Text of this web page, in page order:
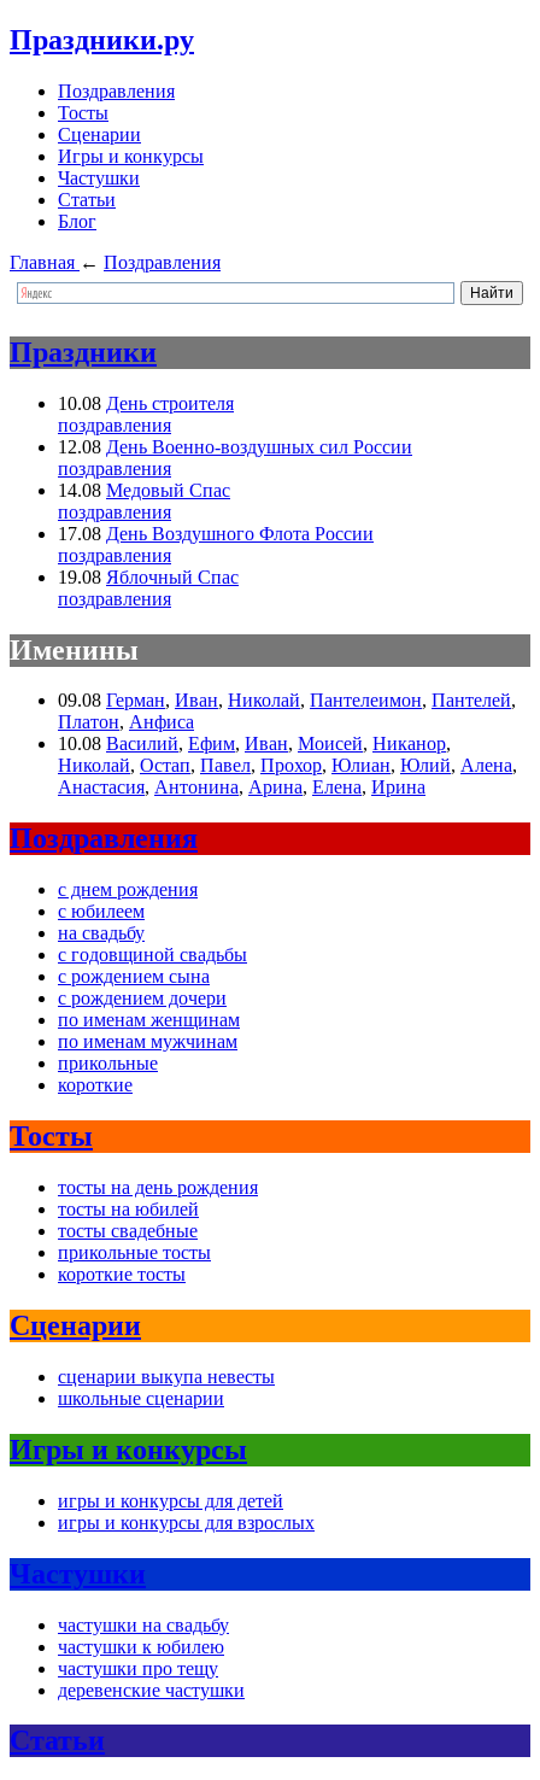
Праздники.ру
Поздравления
Тосты
Сценарии
Игры и конкурсы
Частушки
Статьи
Блог
Главная ← Поздравления
Праздники
10.08 День строителя
поздравления
12.08 День Военно-воздушных сил России
поздравления
14.08 Медовый Спас
поздравления
17.08 День Воздушного Флота России
поздравления
19.08 Яблочный Спас
поздравления
Именины
09.08 Герман, Иван, Николай, Пантелеимон, Пантелей,
Платон, Анфиса
10.08 Василий, Ефим, Иван, Моисей, Никанор,
Николай, Остап, Павел, Прохор, Юлиан, Юлий, Алена,
Анастасия, Антонина, Арина, Елена, Ирина
Поздравления
с днем рождения
с юбилеем
на свадьбу
с годовщиной свадьбы
с рождением сына
с рождением дочери
по именам женщинам
по именам мужчинам
прикольные
короткие
Тосты
тосты на день рождения
тосты на юбилей
тосты свадебные
прикольные тосты
короткие тосты
Сценарии
сценарии выкупа невесты
школьные сценарии
Игры и конкурсы
игры и конкурсы для детей
игры и конкурсы для взрослых
Частушки
частушки на свадьбу
частушки к юбилею
частушки про тещу
деревенские частушки
Статьи